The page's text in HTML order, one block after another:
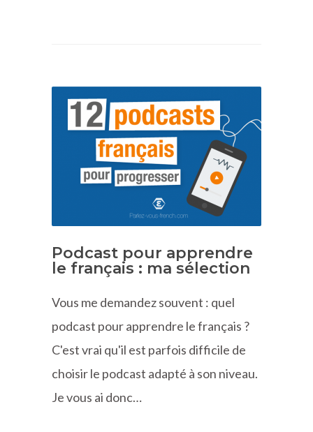
Podcast pour apprendre
le français : ma sélection
Vous me demandez souvent : quel
podcast pour apprendre le français ?
C'est vrai qu'il est parfois difficile de
choisir le podcast adapté à son niveau.
Je vous ai donc…